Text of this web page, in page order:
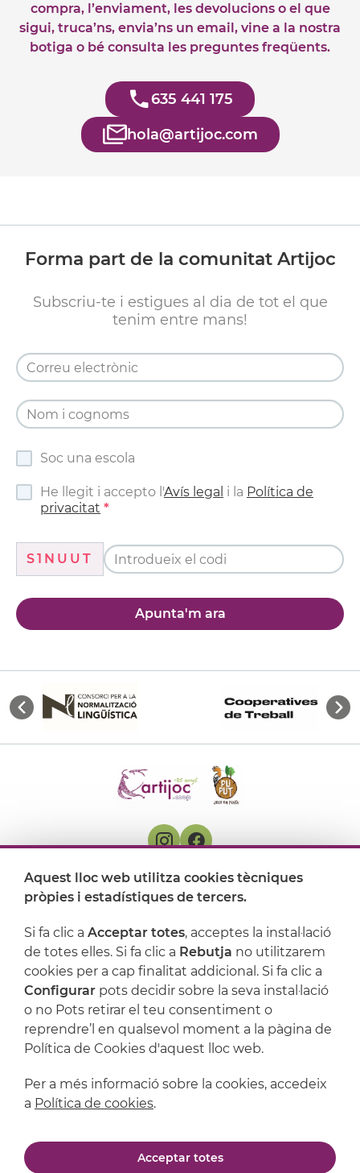
compra, l’enviament, les devolucions o el que
sigui, truca’ns, envia’ns un email, vine a la nostra
botiga o bé consulta les preguntes freqüents.
635 441 175
hola@artijoc.com
Forma part de la comunitat Artijoc
Subscriu-te i estigues al dia de tot el que
tenim entre mans!
Soc una escola
He llegit i accepto l'Avís legal i la Política de
privacitat
S1NUUT
Apunta'm ara
On ens trobem
Suport
Política de privacitat
Aquest lloc web utilitza cookies tècniques
pròpies i estadístiques de tercers.
Si fa clic a Acceptar totes, acceptes la instal·lació
de totes elles. Si fa clic a Rebutja no utilitzarem
cookies per a cap finalitat addicional. Si fa clic a
Configurar pots decidir sobre la seva instal·lació
o no Pots retirar el teu consentiment o
reprendre’l en qualsevol moment a la pàgina de
Política de Cookies d'aquest lloc web.
Per a més informació sobre la cookies, accedeix
a Política de cookies.
Acceptar totes